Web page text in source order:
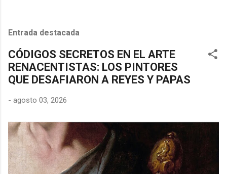
Entrada destacada
CÓDIGOS SECRETOS EN EL ARTE
RENACENTISTAS: LOS PINTORES
QUE DESAFIARON A REYES Y PAPAS
- agosto 03, 2026